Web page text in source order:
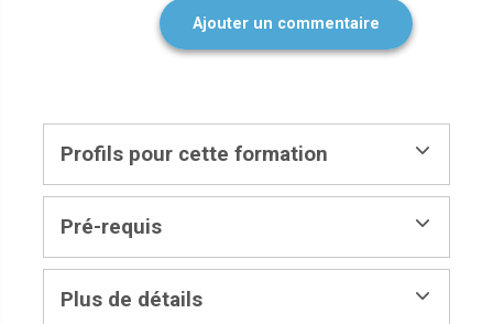
Ajouter un commentaire
Profils pour cette formation
Pré-requis
Plus de détails